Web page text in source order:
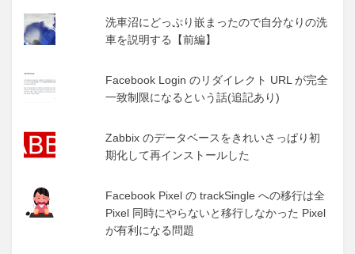
洗車沼にどっぷり嵌まったので自分なりの洗
車を説明する【前編】
Facebook Login のリダイレクト URL が完全
一致制限になるという話(追記あり)
Zabbix のデータベースをきれいさっぱり初
期化して再インストールした
Facebook Pixel の trackSingle への移行は全
Pixel 同時にやらないと移行しなかった Pixel
が有利になる問題